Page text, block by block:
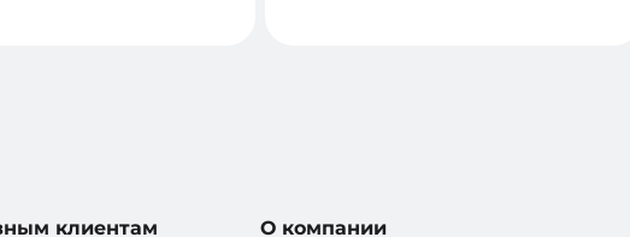
клиентам
О компании